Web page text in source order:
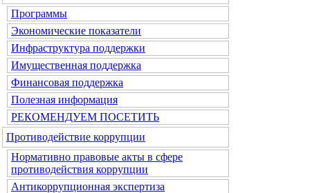
Программы
Экономические показатели
Инфраструктура поддержки
Имущественная поддержка
Финансовая поддержка
Полезная информация
РЕКОМЕНДУЕМ ПОСЕТИТЬ
Противодействие коррупции
Нормативно правовые акты в сфере
противодействия коррупции
Антикоррупционная экспертиза